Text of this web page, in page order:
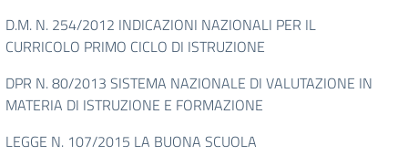
D.M. N. 254/2012 INDICAZIONI NAZIONALI PER IL
CURRICOLO PRIMO CICLO DI ISTRUZIONE
DPR N. 80/2013 SISTEMA NAZIONALE DI VALUTAZIONE IN
MATERIA DI ISTRUZIONE E FORMAZIONE
LEGGE N. 107/2015 LA BUONA SCUOLA